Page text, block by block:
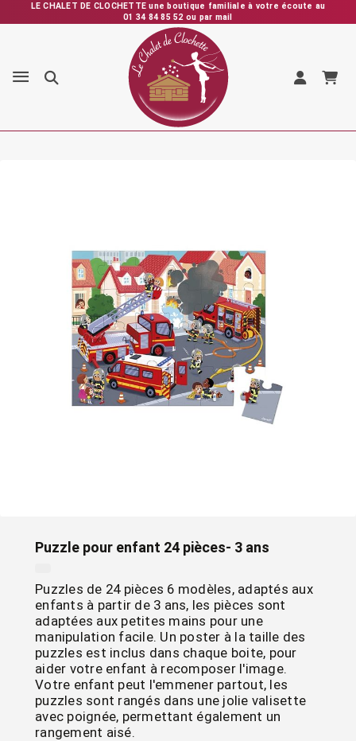
Expédition rapide depuis la France – Vérification et emballage
soignés – SAV personnalisé et réactif
LE CHALET DE CLOCHETTE une boutique familiale à votre écoute au
01 34 84 85 52 ou par mail
Puzzle pour enfant 24 pièces- 3 ans
Puzzles de 24 pièces 6 modèles, adaptés aux
enfants à partir de 3 ans, les pièces sont
adaptées aux petites mains pour une
manipulation facile. Un poster à la taille des
puzzles est inclus dans chaque boite, pour
aider votre enfant à recomposer l'image.
Votre enfant peut l'emmener partout, les
puzzles sont rangés dans une jolie valisette
avec poignée, permettant également un
rangement aisé.